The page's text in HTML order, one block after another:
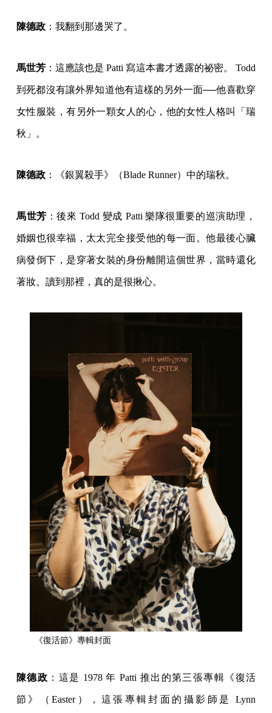
陳德政 ：我翻到那邊哭了。
馬世芳 ：這應該也是 Patti 寫這本書才透露的祕密。 Todd
到死都沒有讓外界知道他有這樣的另外一面──他喜歡穿
女性服裝，有另外一顆女人的心，他的女性人格叫「瑞
秋」。
陳德政 ：《銀翼殺手》（Blade Runner）中的瑞秋。
馬世芳 ：後來 Todd 變成 Patti 樂隊很重要的巡演助理，
婚姻也很幸福，太太完全接受他的每一面。他最後心臟
病發倒下，是穿著女裝的身份離開這個世界，當時還化
著妝。讀到那裡，真的是很揪心。
《復活節》專輯封面
陳德政 ：這是 1978 年 Patti 推出的第三張專輯《復活
節》（Easter），這張專輯封面的攝影師是 Lynn